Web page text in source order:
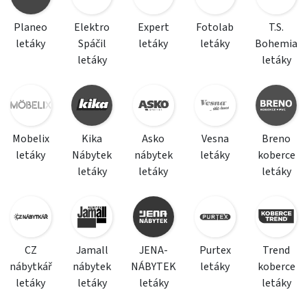
Planeo
letáky
Elektro
Spáčil
letáky
Expert
letáky
Fotolab
letáky
T.S.
Bohemia
letáky
Mobelix
letáky
Kika
Nábytek
letáky
Asko
nábytek
letáky
Vesna
letáky
Breno
koberce
letáky
CZ
nábytkář
letáky
Jamall
nábytek
letáky
JENA-
NÁBYTEK
letáky
Purtex
letáky
Trend
koberce
letáky